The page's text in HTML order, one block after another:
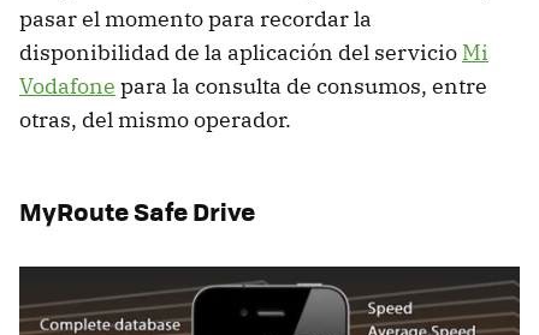
pasar el momento para recordar la
disponibilidad de la aplicación del servicio Mi
Vodafone para la consulta de consumos, entre
otras, del mismo operador.
MyRoute Safe Drive